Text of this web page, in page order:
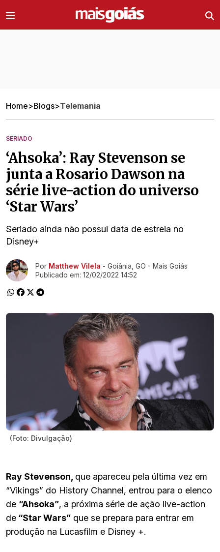
Home>Blogs>Telemania
SERIADO
‘Ahsoka’: Ray Stevenson se
junta a Rosario Dawson na
série live-action do universo
‘Star Wars’
Seriado ainda não possui data de estreia no
Disney+
Ir direto pra matéria
Por Matthew Vilela - Goiânia, GO - Mais Goiás
Publicado em: 12/02/2022 14:52
(Foto: Divulgação)
Ray Stevenson, que apareceu pela última vez em
“Vikings” do History Channel, entrou para o elenco
de “Ahsoka”, a próxima série de ação live-action
de “Star Wars” que se prepara para entrar em
produção na Lucasfilm e Disney +.